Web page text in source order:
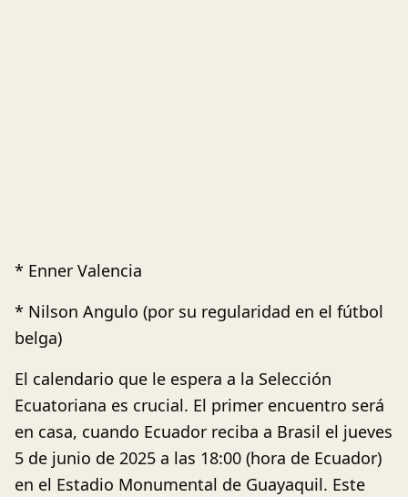
* Enner Valencia
* Nilson Angulo (por su regularidad en el fútbol
belga)
El calendario que le espera a la Selección
Ecuatoriana es crucial. El primer encuentro será
en casa, cuando Ecuador reciba a Brasil el jueves
5 de junio de 2025 a las 18:00 (hora de Ecuador)
en el Estadio Monumental de Guayaquil. Este